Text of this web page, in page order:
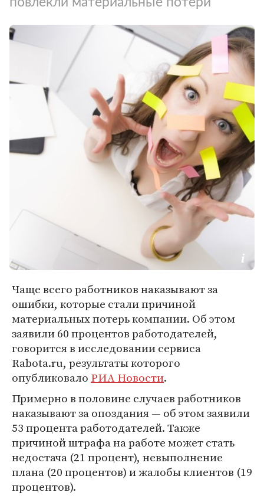
Чаще всего работников наказывают за
ошибки, которые стали причиной
материальных потерь компании. Об этом
заявили 60 процентов работодателей,
говорится в исследовании сервиса
Rabota.ru, результаты которого
опубликовало РИА Новости.
Примерно в половине случаев работников
наказывают за опоздания — об этом заявили
53 процента работодателей. Также
причиной штрафа на работе может стать
недостача (21 процент), невыполнение
плана (20 процентов) и жалобы клиентов (19
процентов).